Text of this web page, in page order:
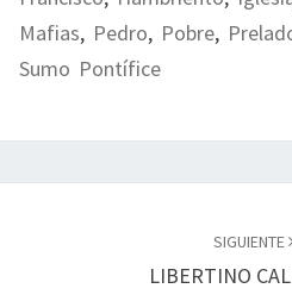
Mafias, Pedro, Pobre,
Sumo Pontífice
SIGUIENTE
LIBERTINO